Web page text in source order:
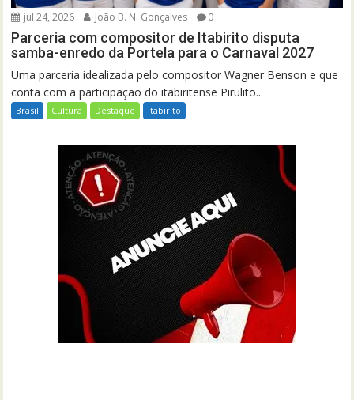
jul 24, 2026 João B. N. Gonçalves 0
Parceria com compositor de Itabirito disputa
samba-enredo da Portela para o Carnaval 2027
Uma parceria idealizada pelo compositor Wagner Benson e que
conta com a participação do itabiritense Pirulito...
Brasil Cultura Destaque Itabirito